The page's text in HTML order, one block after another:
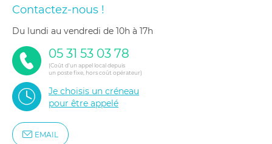
Contactez-nous !
du lundi au vendredi de 10h à 17h
05 31 53 03 78
(Coût d'un appel local depuis
un poste fixe, hors coût opérateur)
Je choisis un créneau
pour être appelé
EMAIL